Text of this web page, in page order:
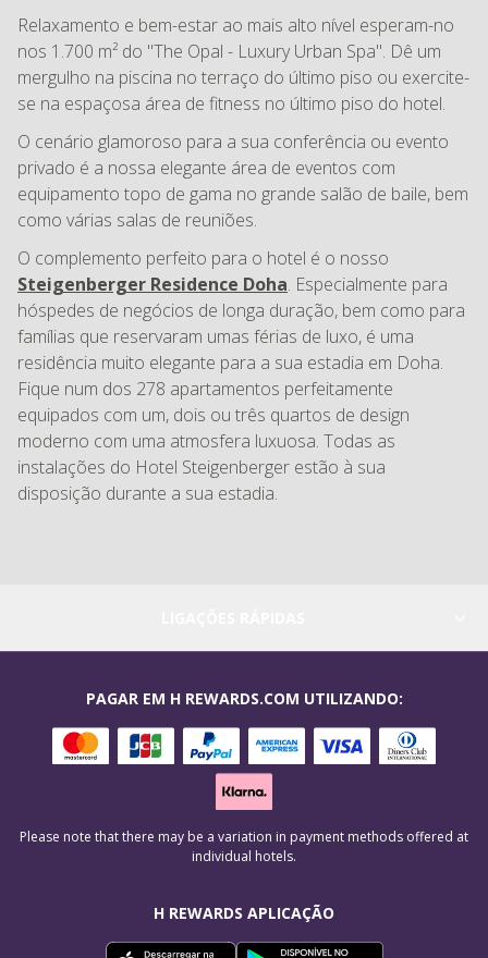
Relaxamento e bem-estar ao mais alto nível esperam-no
nos 1.700 m² do "The Opal - Luxury Urban Spa". Dê um
mergulho na piscina no terraço do último piso ou exercite-
se na espaçosa área de fitness no último piso do hotel.
O cenário glamoroso para a sua conferência ou evento
privado é a nossa elegante área de eventos com
equipamento topo de gama no grande salão de baile, bem
como várias salas de reuniões.
O complemento perfeito para o hotel é o nosso
Steigenberger Residence Doha. Especialmente para
hóspedes de negócios de longa duração, bem como para
famílias que reservaram umas férias de luxo, é uma
residência muito elegante para a sua estadia em Doha.
Fique num dos 278 apartamentos perfeitamente
equipados com um, dois ou três quartos de design
moderno com uma atmosfera luxuosa. Todas as
instalações do Hotel Steigenberger estão à sua
disposição durante a sua estadia.
H REWARDS APLICAÇÃO
PAGAR EM H REWARDS.COM UTILIZANDO:
Please note that there may be a variation in payment methods offered at
individual hotels.